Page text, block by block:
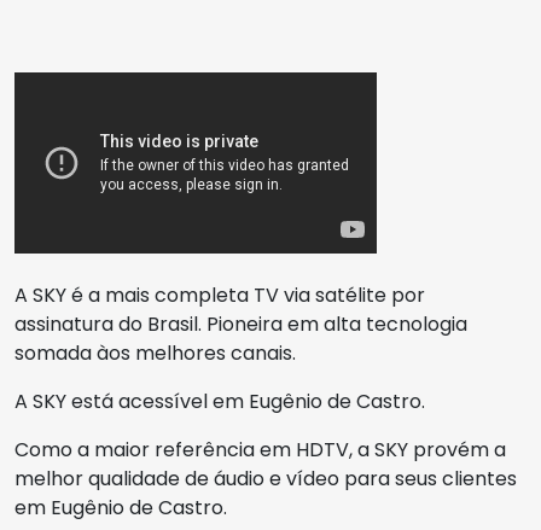
A SKY é a mais completa TV via satélite por
assinatura do Brasil. Pioneira em alta tecnologia
somada àos melhores canais.
A SKY está acessível em Eugênio de Castro.
Como a maior referência em HDTV, a SKY provém a
melhor qualidade de áudio e vídeo para seus clientes
em Eugênio de Castro.